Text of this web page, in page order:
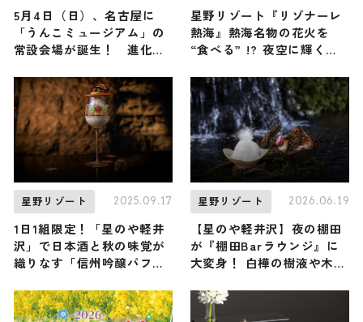
5月4日（日）、名古屋に
「うんこミュージアム」の
常設会場が誕生！ 進化し
メ空間を楽しみつくそう
星野リゾート『リゾナーレ
熱海』熱海名物の花火を
“食べる” !? 夜空に輝く大
アフタヌーンティー』が初
開催！
星野リゾート 2025.09.17
1日1組限定！「星のや軽井
沢」で日本酒と秋の味覚が
織りなす「信州吟醸パフ
楽しむ
星野リゾート 2026.06.19
【星のや軽井沢】夜の棚田
が『棚田Barラウンジ』に
大変身！ 白樺の樹液や木々
「食べる森林浴」という新
感覚の涼体験を